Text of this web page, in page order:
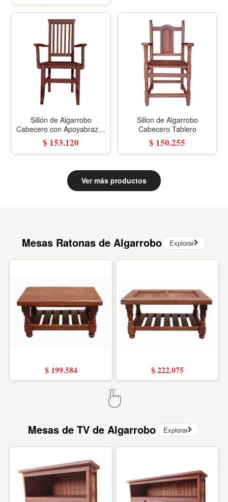
Sillón de Algarrobo
Cabecero con Apoyabrazos
Ergonómico
$ 153.120
Sillon de Algarrobo
Cabecero Tablero
$ 150.255
Ver más productos
Mesas Ratonas de Algarrobo Explorar
$ 199.584 $ 222.075
Mesas de TV de Algarrobo Explorar